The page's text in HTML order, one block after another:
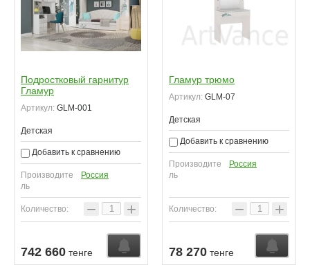
Подростковый гарнитур
Гламур
Артикул: GLM-001
Детская
Добавить к сравнению
Производите
ль
Россия
Количество: − +
742 660 тенге
Гламур трюмо
Артикул: GLM-07
Детская
Добавить к сравнению
Производите
ль
Россия
Количество: − +
78 270 тенге
Узнать о поступлении Узнать о поступлении